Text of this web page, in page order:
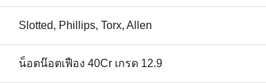
Slotted, Phillips, Torx, Allen
น็อตน๊อตเฟือง 40Cr เกรด 12.9